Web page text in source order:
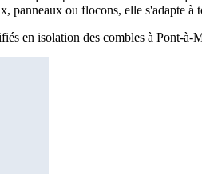
panneaux ou flocons, elle s'adapte à
en isolation des combles à Pont-